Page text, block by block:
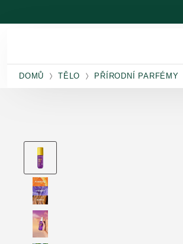
DOMŮ TĚLO PŘÍRODNÍ PARFÉMY